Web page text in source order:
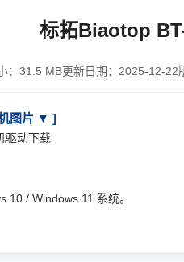
标拓Biaotop
： 31.5 MB更新日期： 2025-12-22
图片 ▼ ]
驱动下载
10 / Windows 11 系统。